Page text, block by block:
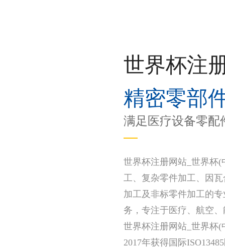
世界杯注
精密零部
满足医疗设备零配
世界杯注册网站_世界杯
工、复杂零件加工、因
加工及非标零件加工的
务，专注于医疗、航空
世界杯注册网站_世界杯(
2017年获得国际